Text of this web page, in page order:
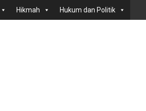
Hikmah Hukum dan Politik